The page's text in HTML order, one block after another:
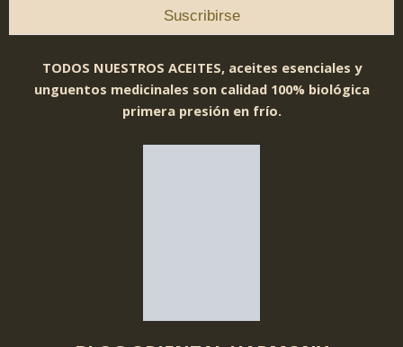
TODOS NUESTROS ACEITES, aceites esenciales y
unguentos medicinales son calidad 100% biológica
primera presión en frío.